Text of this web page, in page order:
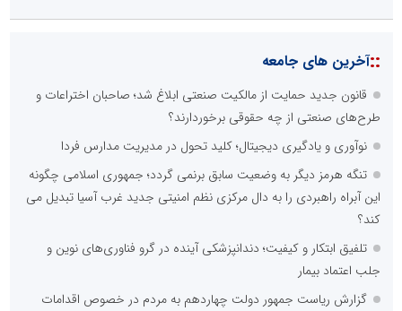
پایگاه تخصصی تحلیلی سرمایه نگر
وزارت ارتباطات و فناوری اطلاعات
حسین براتی
پژوهشگر مسائل اجتماعی و حقوقی
::آخرین های جامعه
قانون جدید حمایت از مالکیت صنعتی ابلاغ شد؛ صاحبان اختراعات و
طرح‌های صنعتی از چه حقوقی برخوردارند؟
نوآوری و یادگیری دیجیتال؛ کلید تحول در مدیریت مدارس فردا
تنگه هرمز دیگر به وضعیت سابق برنمی گردد؛ جمهوری اسلامی چگونه
این آبراه راهبردی را به دال مرکزی نظم امنیتی جدید غرب آسیا تبدیل می
کند؟
تلفیق ابتکار و کیفیت؛ دندانپزشکی آینده در گرو فناوری‌های نوین و
جلب اعتماد بیمار
گزارش ریاست جمهور دولت چهاردهم به مردم در خصوص اقدامات